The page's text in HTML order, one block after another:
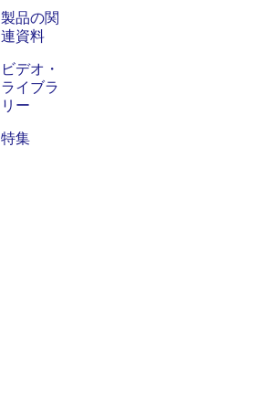
製品の関
連資料
ビデオ・
ライブラ
リー
特集